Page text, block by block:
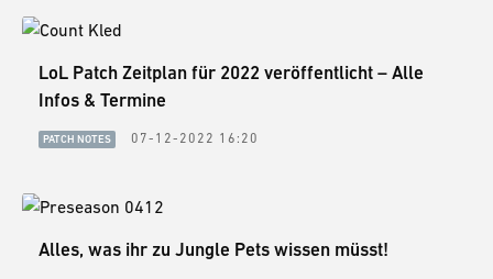
LoL Patch Zeitplan für 2022 veröffentlicht – Alle
Infos & Termine
PATCH NOTES 07-12-2022 16:20
Alles, was ihr zu Jungle Pets wissen müsst!